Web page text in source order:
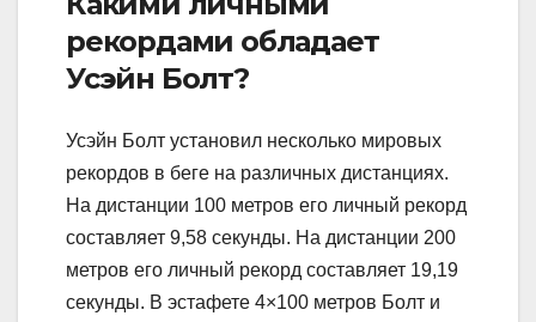
рекордами обладает
Усэйн Болт?
Усэйн Болт установил несколько мировых
рекордов в беге на различных дистанциях.
На дистанции 100 метров его личный рекорд
составляет 9,58 секунды. На дистанции 200
метров его личный рекорд составляет 19,19
секунды. В эстафете 4×100 метров Болт и